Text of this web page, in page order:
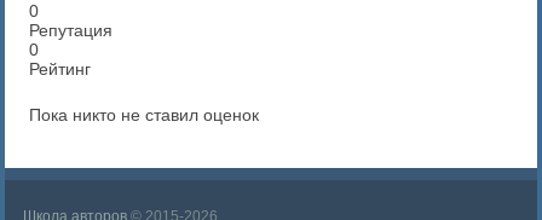
0
Репутация
0
Рейтинг
Пока никто не ставил оценок